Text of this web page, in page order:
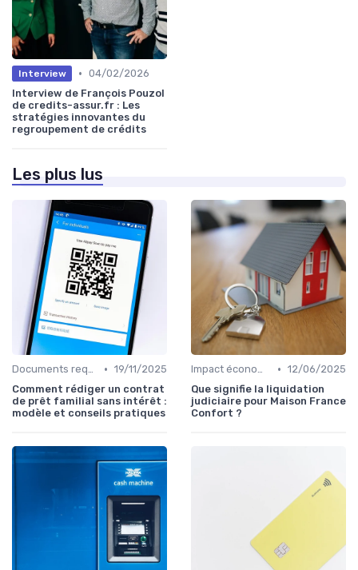
Interview • 04/02/2026
Interview de François Pouzol
de credits-assur.fr : Les
stratégies innovantes du
regroupement de crédits
Les plus lus
Documents requis et démarches • 19/11/2025
Comment rédiger un contrat
de prêt familial sans intérêt :
modèle et conseils pratiques
Impact économique et social • 12/06/2025
Que signifie la liquidation
judiciaire pour Maison France
Confort ?